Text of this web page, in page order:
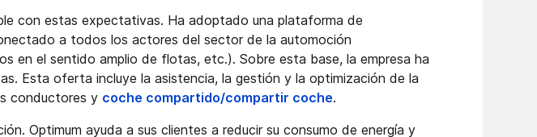
con estas expectativas. Ha adoptado una plataforma de
a todos los actores del sector de la automoción
en el sentido amplio de flotas, etc.). Sobre esta base, la empresa ha
Esta oferta incluye la asistencia, la gestión y la optimización de la
conductores y coche compartido/compartir coche.
Optimum ayuda a sus clientes a reducir su consumo de energía y